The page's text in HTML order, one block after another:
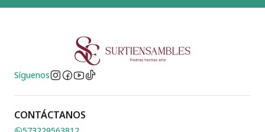
Síguenos
CONTÁCTANOS